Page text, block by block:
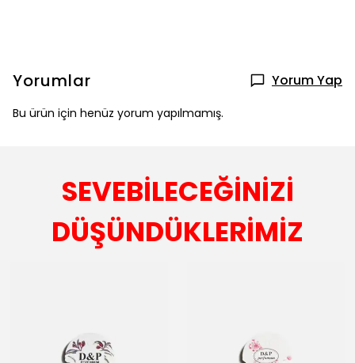
Yorumlar Yorum Yap
Bu ürün için henüz yorum yapılmamış.
SEVEBİLECEĞİNİZİ
DÜŞÜNDÜKLERİMİZ